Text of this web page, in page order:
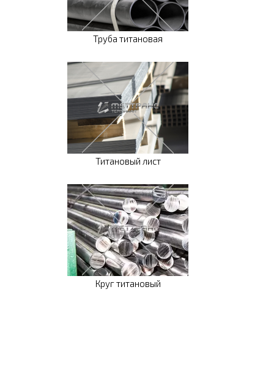
Труба титановая
Титановый лист
Круг титановый